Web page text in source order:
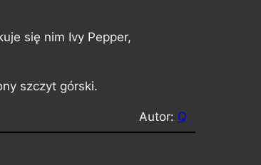
się nim Ivy Pepper,
szczyt górski.
Autor: Q